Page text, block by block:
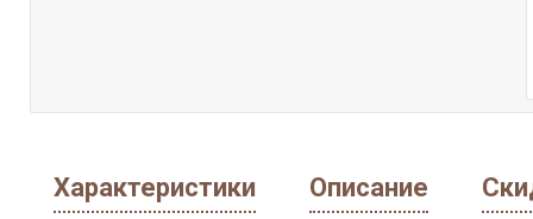
Характеристики Описание